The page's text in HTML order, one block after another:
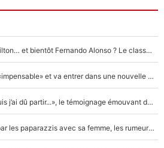
Max Verstappen, Lewis Hamilton… et bientôt Fernando Alonso ? Le classement des pilotes les mieux payés en Formule 1 risque de changer !
F1 - Alpine signe un accord «impensable» et va entrer dans une nouvelle dimension : Grande nouvelle pour Pierre Gasly !
F1 : « Je lui ai fait un câlin, puis j’ai dû partir...», le témoignage émouvant de Max Verstappen sur sa fille
F1 : Charles Leclerc surpris par les paparazzis avec sa femme, les rumeurs étaient vraies !